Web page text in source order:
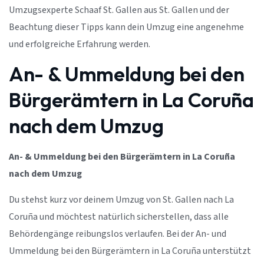
Umzugsexperte Schaaf St. Gallen aus St. Gallen und der
Beachtung dieser Tipps kann dein Umzug eine angenehme
und erfolgreiche Erfahrung werden.
An- & Ummeldung bei den
Bürgerämtern in La Coruña
nach dem Umzug
An- & Ummeldung bei den Bürgerämtern in La Coruña
nach dem Umzug
Du stehst kurz vor deinem Umzug von St. Gallen nach La
Coruña und möchtest natürlich sicherstellen, dass alle
Behördengänge reibungslos verlaufen. Bei der An- und
Ummeldung bei den Bürgerämtern in La Coruña unterstützt